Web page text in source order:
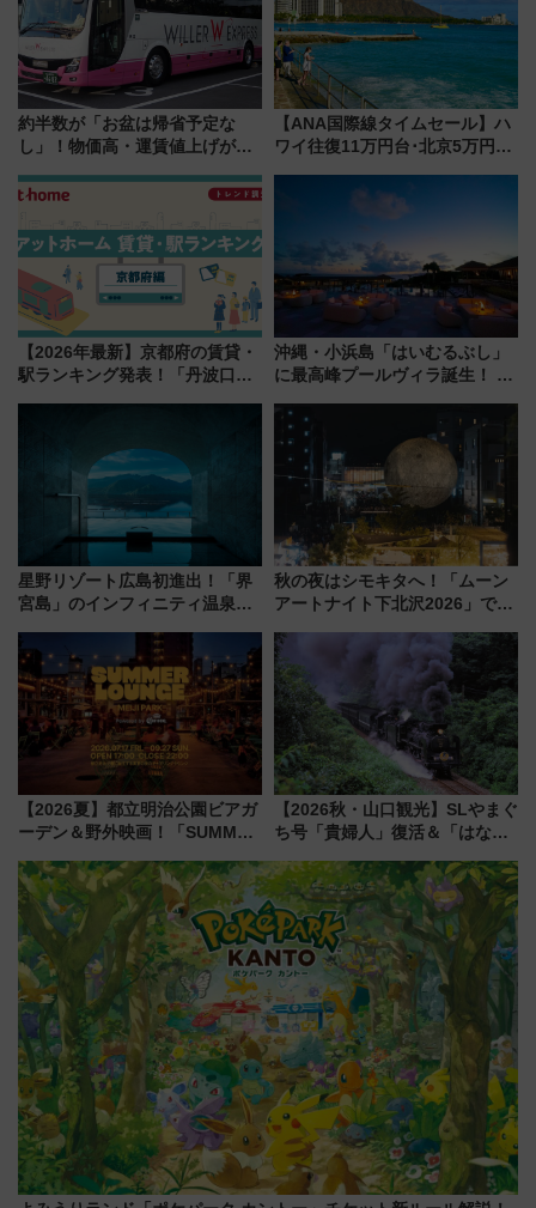
約半数が「お盆は帰省予定な
し」！物価高・運賃値上げが財
りたいけど……【WILLER お盆
【ANA国際線タイムセール】ハ
ワイ往復11万円台･北京5万円台
来春のGW旅行まで狙える激ア
【2026年最新】京都府の賃貸・
駅ランキング発表！「丹波口」
沖縄・小浜島「はいむるぶし」
に最高峰プールヴィラ誕生！ 石
美旅「何もしない贅沢」を体験
してみない？
星野リゾート広島初進出！「界
宮島」のインフィニティ温泉と
宿泊料金・アクセスは？（2026
年7月23日開業）
秋の夜はシモキタへ！「ムーン
アートナイト下北沢2026」でイ
を満喫しよう
【2026夏】都立明治公園ビアガ
ーデン＆野外映画！「SUMMER
ケジュール 夜風とビール、映画
を満喫！
【2026秋・山口観光】SLやまぐ
ち号「貴婦人」復活＆「はなあ
注目観光列車まとめ きっぷの取
り方は？